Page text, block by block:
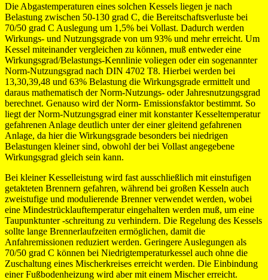
Die Abgastemperaturen eines solchen Kessels liegen je nach
Belastung zwischen 50-130 grad C, die Bereitschaftsverluste bei
70/50 grad C Auslegung um 1,5% bei Vollast. Dadurch werden
Wirkungs- und Nutzungsgrade von um 93% und mehr erreicht. Um
Kessel miteinander vergleichen zu können, muß entweder eine
Wirkungsgrad/Belastungs-Kennlinie voliegen oder ein sogenannter
Norm-Nutzungsgrad nach DIN 4702 T8. Hierbei werden bei
13,30,39,48 und 63% Belastung die Wirkungsgrade ermittelt und
daraus mathematisch der Norm-Nutzungs- oder Jahresnutzungsgrad
berechnet. Genauso wird der Norm- Emissionsfaktor bestimmt. So
liegt der Norm-Nutzungsgrad einer mit konstanter Kesseltemperatur
gefahrenen Anlage deutlich unter der einer gleitend gefahrenen
Anlage, da hier die Wirkungsgrade besonders bei niedrigen
Belastungen kleiner sind, obwohl der bei Vollast angegebene
Wirkungsgrad gleich sein kann.
Bei kleiner Kesselleistung wird fast ausschließlich mit einstufigen
getakteten Brennern gefahren, während bei großen Kesseln auch
zweistufige und modulierende Brenner verwendet werden, wobei
eine Mindestrücklauftemperatur eingehalten werden muß, um eine
Taupunktunter -schreitung zu verhindern. Die Regelung des Kessels
sollte lange Brennerlaufzeiten ermöglichen, damit die
Anfahremissionen reduziert werden. Geringere Auslegungen als
70/50 grad C können bei Niedrigtemperaturkessel auch ohne die
Zuschaltung eines Mischerkreises erreicht werden. Die Einbindung
einer Fußbodenheizung wird aber mit einem Mischer erreicht.